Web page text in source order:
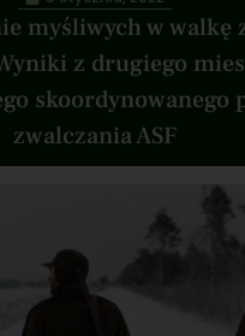
myśliwych w walkę
z drugiego
skoordynowanego
zwalczania ASF